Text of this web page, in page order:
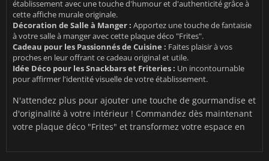
établissement avec une touche d'humour et d'authenticité grâce à
cette affiche murale originale.
Décoration de Salle à Manger : Apportez une touche de fantaisie
à votre salle à manger avec cette plaque déco "Frites".
Cadeau pour les Passionnés de Cuisine : Faites plaisir à vos
proches en leur offrant ce cadeau original et utile.
Idée Déco pour les Snackbars et Friteries : Un incontournable
pour affirmer l'identité visuelle de votre établissement.
N'attendez plus pour ajouter une touche de gourmandise et
d'originalité à votre intérieur ! Commandez dès maintenant
votre plaque déco "Frites" et transformez votre espace en